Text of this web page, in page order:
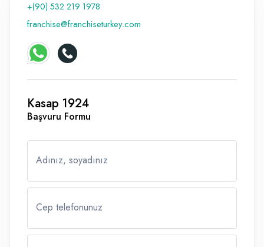
Reklam - Tanıtım - PR ve İnternet
Seyahat - Rent A Car
Tabela - Dijital Baskı
+(90) 532 219 1978
franchise@franchiseturkey.com
Kasap 1924
Başvuru Formu
Adınız, soyadınız
Cep telefonunuz